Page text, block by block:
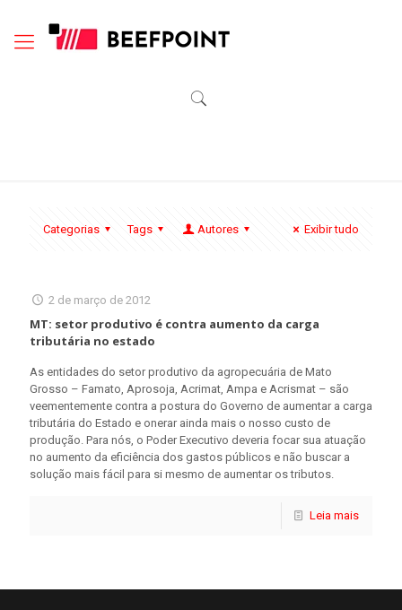
Categorias Tags Autores Exibir tudo
2 de março de 2012
MT: setor produtivo é contra aumento da carga
tributária no estado
As entidades do setor produtivo da agropecuária de Mato
Grosso – Famato, Aprosoja, Acrimat, Ampa e Acrismat – são
veementemente contra a postura do Governo de aumentar a carga
tributária do Estado e onerar ainda mais o nosso custo de
produção. Para nós, o Poder Executivo deveria focar sua atuação
no aumento da eficiência dos gastos públicos e não buscar a
solução mais fácil para si mesmo de aumentar os tributos.
Leia mais